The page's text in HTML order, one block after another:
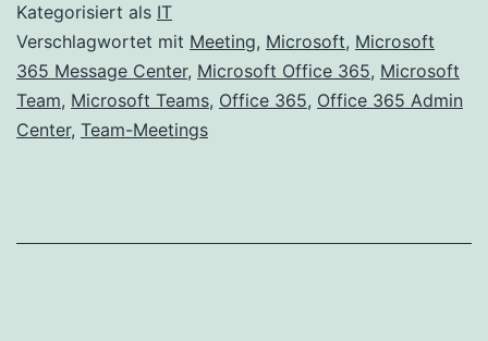
Kategorisiert als IT
Verschlagwortet mit Meeting, Microsoft, Microsoft
365 Message Center, Microsoft Office 365, Microsoft
Team, Microsoft Teams, Office 365, Office 365 Admin
Center, Team-Meetings